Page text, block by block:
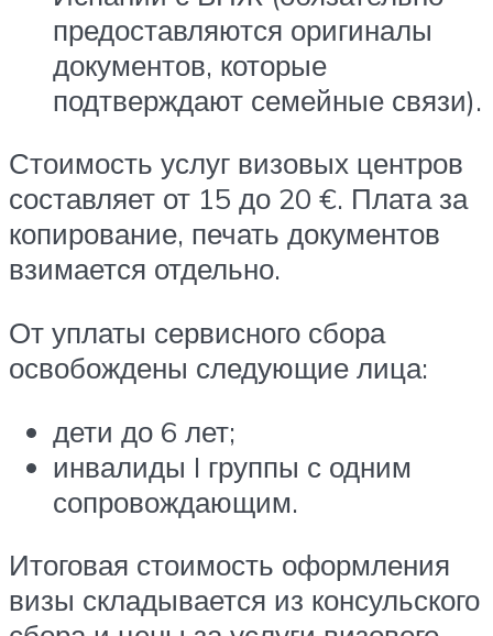
предоставляются оригиналы
документов, которые
подтверждают семейные связи).
Стоимость услуг визовых центров
составляет от 15 до 20 €. Плата за
копирование, печать документов
взимается отдельно.
От уплаты сервисного сбора
освобождены следующие лица:
дети до 6 лет;
инвалиды I группы с одним
сопровождающим.
Итоговая стоимость оформления
визы складывается из консульского